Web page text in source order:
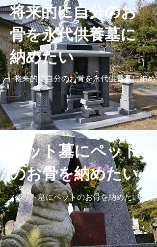
将来的に自分のお
骨を永代供養墓に
納めたい
将来的に自分のお骨を永代供養墓に納め
ペット墓にペット
のお骨を納めたい
ペット墓にペットのお骨を納めたい詳細